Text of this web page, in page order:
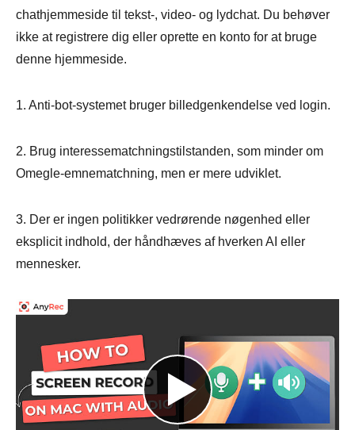
chathjemmeside til tekst-, video- og lydchat. Du behøver
ikke at registrere dig eller oprette en konto for at bruge
denne hjemmeside.
1. Anti-bot-systemet bruger billedgenkendelse ved login.
2. Brug interessematchningstilstanden, som minder om
Omegle-emnematchning, men er mere udviklet.
3. Der er ingen politikker vedrørende nøgenhed eller
eksplicit indhold, der håndhæves af hverken AI eller
mennesker.